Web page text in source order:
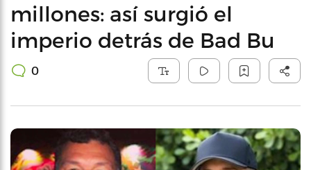
millones: así surgió el
imperio detrás de Bad Bu
0